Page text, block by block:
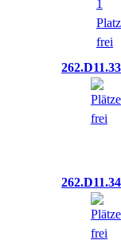
262.D11.33
262.D11.34